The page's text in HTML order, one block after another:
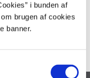
i bunden af
brugen af cookies
banner.
om kontrolcentralaftalen
i IndFak.